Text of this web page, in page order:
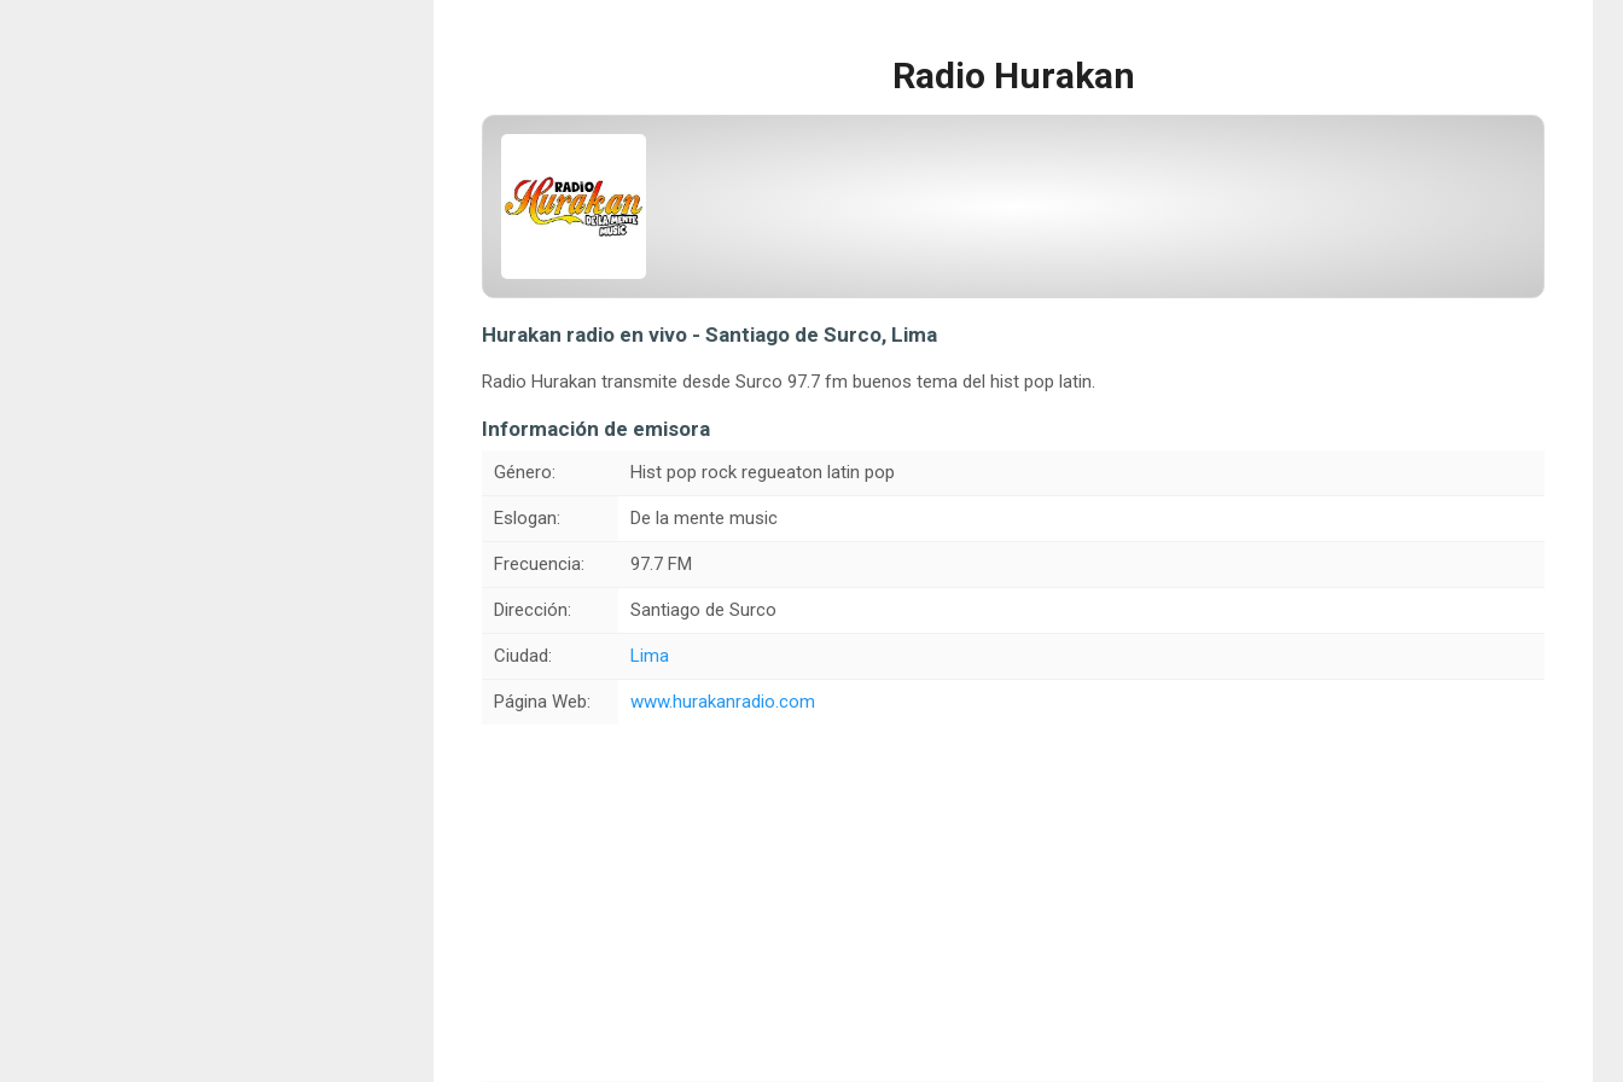
Radio Hurakan
Hurakan radio en vivo - Santiago de Surco, Lima
Radio Hurakan transmite desde Surco 97.7 fm buenos tema del hist pop latin.
Información de emisora
Género: Hist pop rock regueaton latin pop
Eslogan: De la mente music
Frecuencia: 97.7 FM
Dirección: Santiago de Surco
Ciudad: Lima
Página Web: www.hurakanradio.com